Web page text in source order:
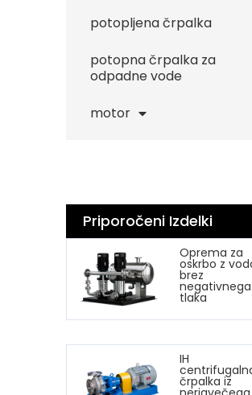
potopljena črpalka
potopna črpalka za
odpadne vode
motor
Priporočeni Izdelki
Oprema za
oskrbo z
brez
negativnega
tlaka
IH
črpalka iz